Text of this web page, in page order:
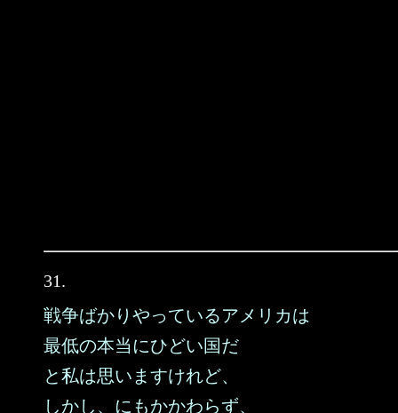
31.
戦争ばかりやっているアメリカは
最低の本当にひどい国だ
と私は思いますけれど、
しかし、にもかかわらず、